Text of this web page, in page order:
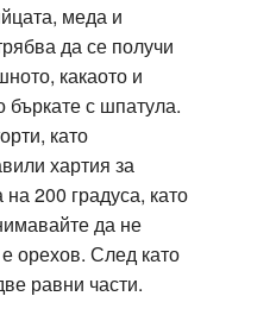
меда и
да се получи
какаото и
бъркате с шпатула.
като
хартия за
200 градуса, като
да не
орехов. След като
равни части.